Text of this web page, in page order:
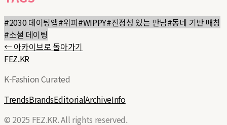
#2030 데이팅앱#위피#WIPPY#진정성 있는 만남#동네 기반 매칭
#소셜 데이팅
← 아카이브로 돌아가기
FEZ.KR
K-Fashion Curated
TrendsBrandsEditorialArchiveInfo
© 2025 FEZ.KR. All rights reserved.